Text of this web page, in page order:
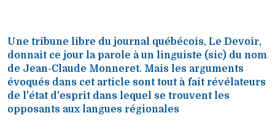
Une tribune libre du journal québécois, Le Devoir,
donnait ce jour la parole à un linguiste (sic) du nom
de Jean-Claude Monneret. Mais les arguments
évoqués dans cet article sont tout à fait révélateurs
de l'état d'esprit dans lequel se trouvent les
opposants aux langues régionales